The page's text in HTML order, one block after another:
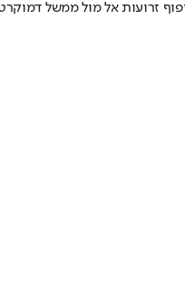
זרועות אל מול ממשל